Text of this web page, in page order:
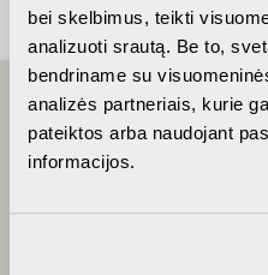
bei skelbimus, teikti
analizuoti srautą. Be to,
bendriname su
analizės partneriais, kurie
pateiktos arba naudojant
informacijos.